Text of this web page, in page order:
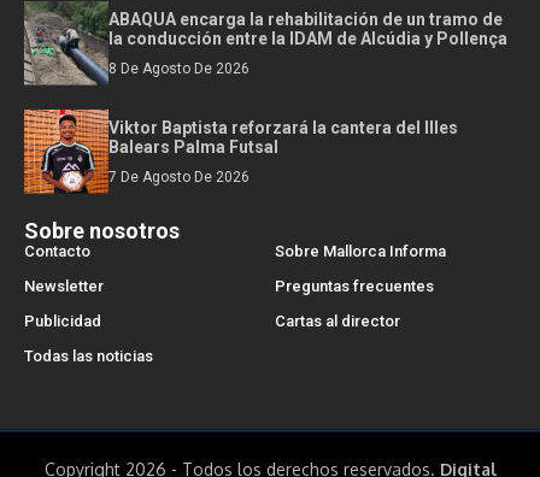
ABAQUA encarga la rehabilitación de un tramo de
la conducción entre la IDAM de Alcúdia y Pollença
8 De Agosto De 2026
Viktor Baptista reforzará la cantera del Illes
Balears Palma Futsal
7 De Agosto De 2026
Sobre nosotros
Contacto
Sobre Mallorca Informa
Newsletter
Preguntas frecuentes
Publicidad
Cartas al director
Todas las noticias
Copyright 2026 - Todos los derechos reservados. Digital